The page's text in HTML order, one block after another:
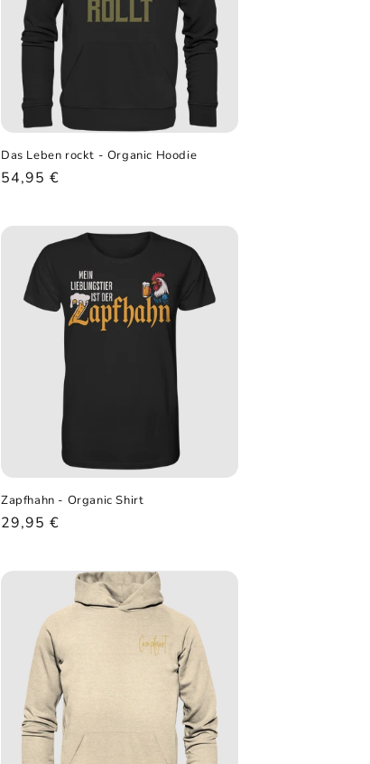
Das Leben rockt - Organic Hoodie
Normaler
54,95 €
Zapfhahn - Organic Shirt
Normaler
29,95 €